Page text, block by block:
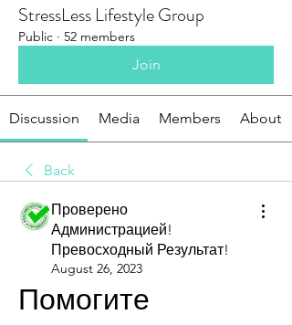
StressLess Lifestyle Group
Public · 52 members
Join
Discussion Media Members About
Back
Проверено
Администрацией!
Превосходный Результат!
August 26, 2023
Помогите